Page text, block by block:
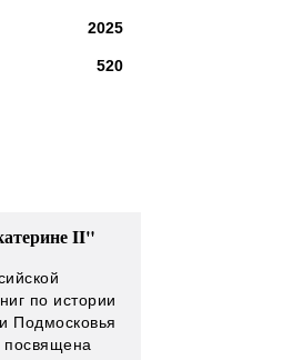
2025
520
II"
по истории
Подмосковья
посвящена